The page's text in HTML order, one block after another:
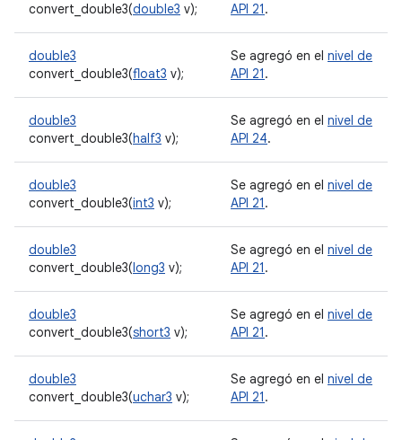
convert_double3(double3 v);
API 21.
double3
convert_double3(float3 v);
Se agregó en el nivel de
API 21.
double3
convert_double3(half3 v);
Se agregó en el nivel de
API 24.
double3
convert_double3(int3 v);
Se agregó en el nivel de
API 21.
double3
convert_double3(long3 v);
Se agregó en el nivel de
API 21.
double3
convert_double3(short3 v);
Se agregó en el nivel de
API 21.
double3
convert_double3(uchar3 v);
Se agregó en el nivel de
API 21.